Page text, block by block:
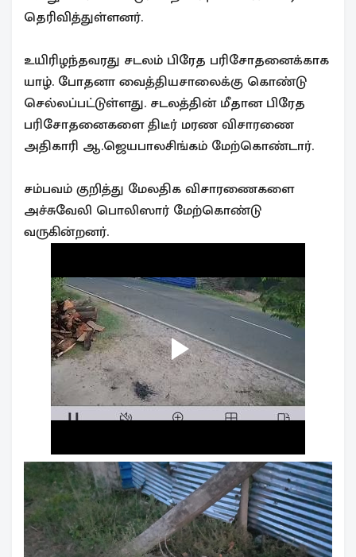
தெரிவித்துள்ளனர்.
உயிரிழந்தவரது சடலம் பிரேத பரிசோதனைக்காக
யாழ். போதனா வைத்தியசாலைக்கு கொண்டு
செல்லப்பட்டுள்ளது. சடலத்தின் மீதான பிரேத
பரிசோதனைகளை திடீர் மரண விசாரணை
அதிகாரி ஆ.ஜெயபாலசிங்கம் மேற்கொண்டார்.
சம்பவம் குறித்து மேலதிக விசாரணைகளை
அச்சுவேலி பொலிஸார் மேற்கொண்டு
வருகின்றனர்.